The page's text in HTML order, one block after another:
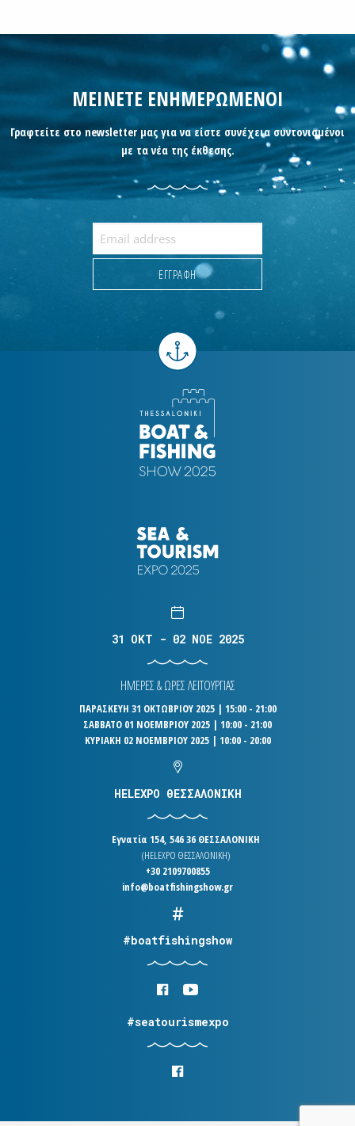
ΜΕΙΝΕΤΕ ΕΝΗΜΕΡΩΜΕΝΟΙ
Γραφτείτε στο newsletter μας για να είστε συνέχεια συντονισμένοι
με τα νέα της έκθεσης.
31 OKT - 02 NOE 2025
ΗΜΕΡΕΣ & ΩΡΕΣ ΛΕΙΤΟΥΡΓΙΑΣ
ΠΑΡΑΣΚΕΥΗ 31 ΟΚΤΩΒΡΙΟΥ 2025 | 15:00 - 21:00
ΣΑΒΒΑΤΟ 01 ΝΟΕΜΒΡΙΟΥ 2025 | 10:00 - 21:00
ΚΥΡΙΑΚΗ 02 ΝΟΕΜΒΡΙΟΥ 2025 | 10:00 - 20:00
HELEXPO ΘΕΣΣΑΛΟΝΙΚΗ
Εγνατία 154, 546 36 ΘΕΣΣΑΛΟΝΙΚΗ
(HELEXPO ΘΕΣΣΑΛΟΝΙΚΗ)
+30 2109700855
info@boatfishingshow.gr
#boatfishingshow
#seatourismexpo